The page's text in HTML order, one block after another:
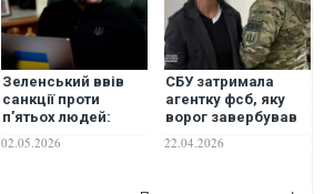
Зеленський ввів
санкції проти
п’ятьох людей:
потрапили під
обмеження Богдан
02.05.2026
СБУ затримала
агентку фсб, яку
ворог завербував
через проєкт
Медведчука:
готувала убивство
22.04.2026